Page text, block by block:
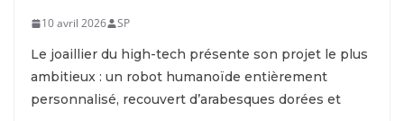
10 avril 2026 SP
Le joaillier du high-tech présente son projet le plus
ambitieux : un robot humanoïde entièrement
personnalisé, recouvert d’arabesques dorées et